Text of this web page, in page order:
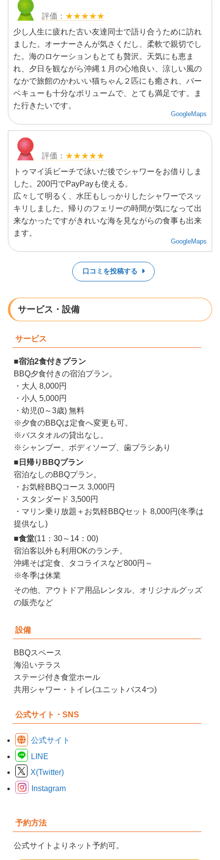
★★★★★
少し人生に疲れた古い友達同士で語り合うために訪れ
ました。オーナーさんが気さくだし、柔軟で親切でし
た。海のロケーションもとても贅沢。天気にも恵ま
れ、夕日を観ながら沖縄１月の心地良い、涼しい風の
なかで旅館のかわいい猫ちゃん２匹にも癒され、バー
ベキューも十分なボリュームで、とても満足です。ま
た行きたいです。
GoogleMaps
★★★★★
トゥマイ浜ビーチで泳いだ後でシャワーをお借りしま
した。200円でPayPayも使える。
広々して明るく、水圧もしっかりしたシャワーでスッ
キリしました。帰りのフェリーの時間が気になって出
来なかったですがきれいな海を見ながらの食事も出来
ます。
GoogleMaps
口コミを投稿する
サービス・設備
サービス
■宿泊2食付きプラン
BBQ夕食付きの宿泊プラン。
・大人 8,000円
・小人 5,000円
・幼児(0～3歳) 無料
※夕食のBBQは定食へ変更も可。
※バスタオルの貸出なし。
※シャンプー、ボディソープ、歯ブラシあり
■ 日帰りBBQプラン
宿泊なしのBBQプラン。
・お気軽BBQコース 3,000円
・スタンダード 3,500円
・マリン乗り放題＋お気軽BBQセット 8,000円(冬季は
提供なし)
■食堂(11：30～14：00)
宿泊客以外も利用OKのランチ。
沖縄そば定食、タコライスなど800円～
※冬季は休業
その他、アウトドア用品レンタル、オリジナルグッズ
の販売など
設備
BBQスペース
海沿いテラス
ステージ付き食堂ホール
共用シャワー・トイレ(ユニットバス4つ)
公式サイト・SNS
公式サイト
LINE
X(Twitter)
Instagram
予約方法
公式サイトよりネット予約可。